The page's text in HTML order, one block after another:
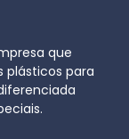
que
plásticos para